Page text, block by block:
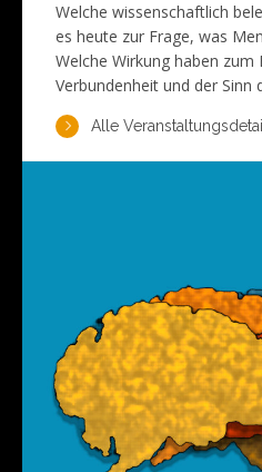
Welche wissenschaftlich
es heute zur Frage, was
Welche Wirkung haben zum
Verbundenheit und der Sinn
Alle